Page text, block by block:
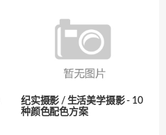
纪实摄影 / 生活美学摄影 - 10
种颜色配色方案